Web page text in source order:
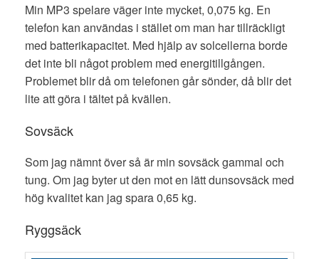
Min MP3 spelare väger inte mycket, 0,075 kg. En
telefon kan användas i stället om man har tillräckligt
med batterikapacitet. Med hjälp av solcellerna borde
det inte bli något problem med energitillgången.
Problemet blir då om telefonen går sönder, då blir det
lite att göra i tältet på kvällen.
Sovsäck
Som jag nämnt över så är min sovsäck gammal och
tung. Om jag byter ut den mot en lätt dunsovsäck med
hög kvalitet kan jag spara 0,65 kg.
Ryggsäck